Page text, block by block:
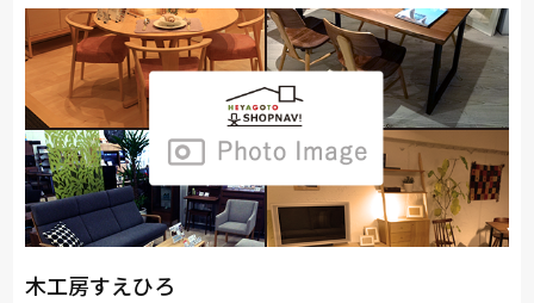
木工房すえひろ